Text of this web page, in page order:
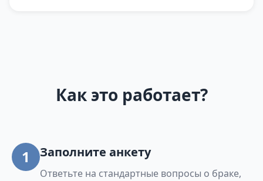
Как это работает?
1 Заполните анкету
Ответьте на стандартные вопросы о браке,